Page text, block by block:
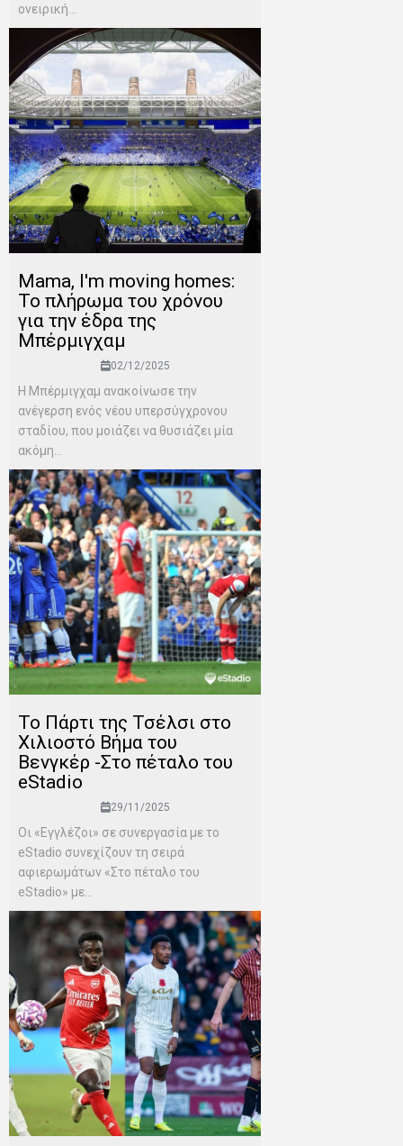
ονειρική...
Mama, I'm moving homes:
Το πλήρωμα του χρόνου
για την έδρα της
Μπέρμιγχαμ
02/12/2025
Η Μπέρμιγχαμ ανακοίνωσε την
ανέγερση ενός νέου υπερσύγχρονου
σταδίου, που μοιάζει να θυσιάζει μία
ακόμη...
To Πάρτι της Τσέλσι στο
Χιλιοστό Βήμα του
Βενγκέρ -Στο πέταλο του
eStadio
29/11/2025
Οι «Εγγλέζοι» σε συνεργασία με το
eStadio συνεχίζουν τη σειρά
αφιερωμάτων «Στο πέταλο του
eStadio» με...